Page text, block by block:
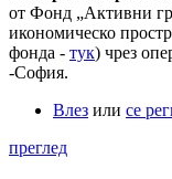
от Фонд „Активни
икономическо
фонда - тук) чрез
-София.
Влез или се
преглед